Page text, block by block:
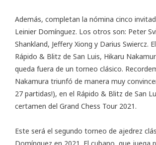
Además, completan la nómina cinco
Leinier Domínguez. Los otros son: Peter
Shankland, Jeffery Xiong y Darius Swiercz.
Rápido & Blitz de San Luis, Hikaru
queda fuera de un torneo clásico.
Nakamura triunfó de manera muy
27 partidas!), en el Rápido & Blitz de San
certamen del Grand Chess Tour 2021.
Este será el segundo torneo de ajedrez